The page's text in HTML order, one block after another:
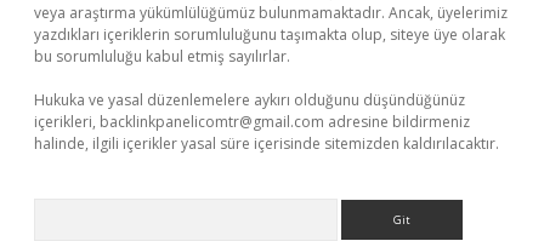
veya araştırma yükümlülüğümüz bulunmamaktadır. Ancak, üyelerimiz
yazdıkları içeriklerin sorumluluğunu taşımakta olup, siteye üye olarak
bu sorumluluğu kabul etmiş sayılırlar.
Hukuka ve yasal düzenlemelere aykırı olduğunu düşündüğünüz
içerikleri, backlinkpanelicomtr@gmail.com adresine bildirmeniz
halinde, ilgili içerikler yasal süre içerisinde sitemizden kaldırılacaktır.